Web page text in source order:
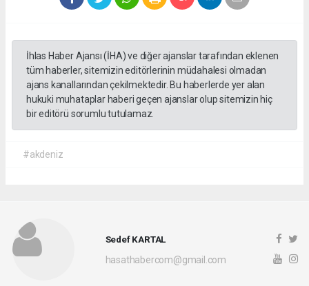
İhlas Haber Ajansı (İHA) ve diğer ajanslar tarafından eklenen
tüm haberler, sitemizin editörlerinin müdahalesi olmadan
ajans kanallarından çekilmektedir. Bu haberlerde yer alan
hukuki muhataplar haberi geçen ajanslar olup sitemizin hiç
bir editörü sorumlu tutulamaz.
#akdeniz
Sedef KARTAL
hasathabercom@gmail.com